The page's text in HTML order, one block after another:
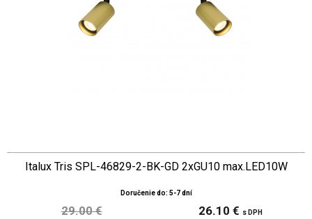
Italux Tris SPL-46829-2-BK-GD 2xGU10 max.LED10W
Doručenie do: 5-7 dní
29.00 € 26.10 € s DPH